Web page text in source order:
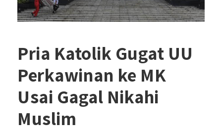
Pria Katolik Gugat UU
Perkawinan ke MK
Usai Gagal Nikahi
Muslim